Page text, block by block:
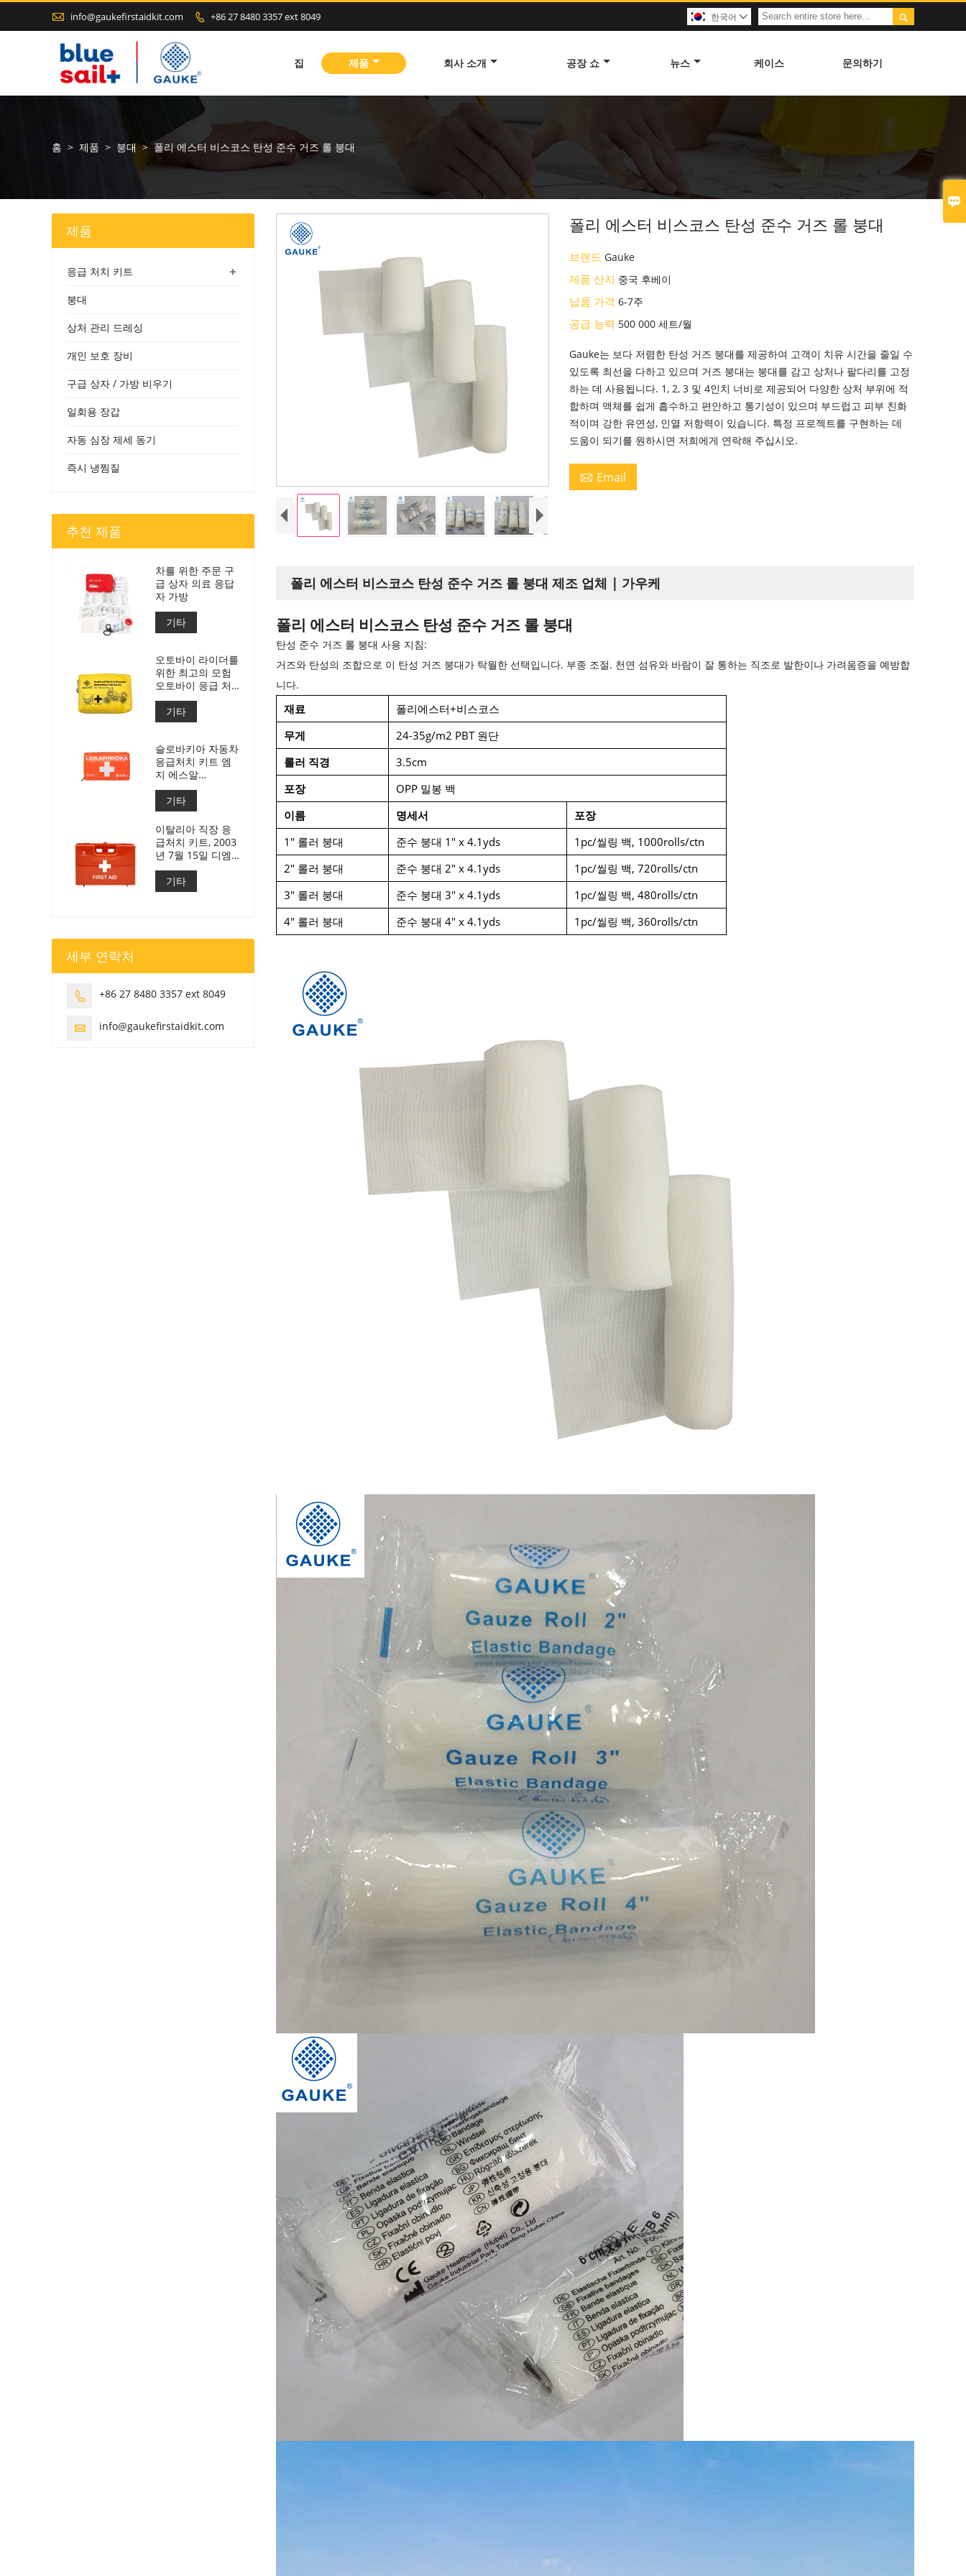

 info@gaukefirstaidkit.com  +86 27 8480 3357 ext 8049 
한국어 
집 제품 회사 소개 공장 쇼 뉴스 케이스 문의하기
홈 > 제품 > 붕대 > 폴리 에스터 비스코스 탄성 준수 거즈 롤 붕대
폴리 에스터 비스코스 탄성 준수 거즈 롤 붕대
브랜드Gauke
제품 산지 중국 후베이
납품 가격6-7주
공급 능력 500 000 세트/월
Gauke는 보다 저렴한 탄성 거즈 붕대를 제공하여 고객이 치유 시간을 줄일 수
있도록 최선을 다하고 있으며 거즈 붕대는 붕대를 감고 상처나 팔다리를 고정
하는 데 사용됩니다. 1, 2, 3 및 4인치 너비로 제공되어 다양한 상처 부위에 적
합하며 액체를 쉽게 흡수하고 편안하고 통기성이 있으며 부드럽고 피부 친화
적이며 강한 유연성, 인열 저항력이 있습니다. 특정 프로젝트를 구현하는 데
도움이 되기를 원하시면 저희에게 연락해 주십시오.
 Email
폴리 에스터 비스코스 탄성 준수 거즈 롤 붕대 제조 업체 | 가우케
폴리 에스터 비스코스 탄성 준수 거즈 롤 붕대
탄성 준수 거즈 롤 붕대 사용 지침:
거즈와 탄성의 조합으로 이 탄성 거즈 붕대가 탁월한 선택입니다. 부종 조절. 천연 섬유와 바람이 잘 통하는 직조로 발한이나 가려움증을 예방합
니다.
재료
폴리에스터+비스코스
무게
24-35g/m2 PBT 원단
롤러 직경
3.5cm
포장
OPP 밀봉 백
이름
명세서
포장
1" 롤러 붕대
준수 붕대 1" x 4.1yds
1pc/씰링 백, 1000rolls/ctn
2" 롤러 붕대
준수 붕대 2" x 4.1yds
1pc/씰링 백, 720rolls/ctn
3" 롤러 붕대
준수 붕대 3" x 4.1yds
1pc/씰링 백, 480rolls/ctn
4" 롤러 붕대
준수 붕대 4" x 4.1yds 1pc/씰링 백, 360rolls/ctn
제품
+
응급 처치 키트
붕대
상처 관리 드레싱
개인 보호 장비
구급 상자 / 가방 비우기
일회용 장갑
자동 심장 제세 동기
즉시 냉찜질
추천 제품
차를 위한 주문 구
급 상자 의료 응답
자 가방
기타
오토바이 라이더를
위한 최고의 모험
오토바이 응급 처
치 키트
기타
슬로바키아 자동차
응급처치 키트 엠
지 에스알
143/2009년호
기타
이탈리아 직장 응
급처치 키트, 2003
년 7월 15일 디엠
388 충족
기타
세부 연락처
 +86 27 8480 3357 ext 8049
 info@gaukefirstaidkit.com